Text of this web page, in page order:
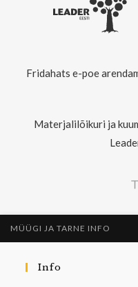
Fridahats e-poe
Materjalilõikuri ja
MÜÜGI JA TARNE INFO
Info